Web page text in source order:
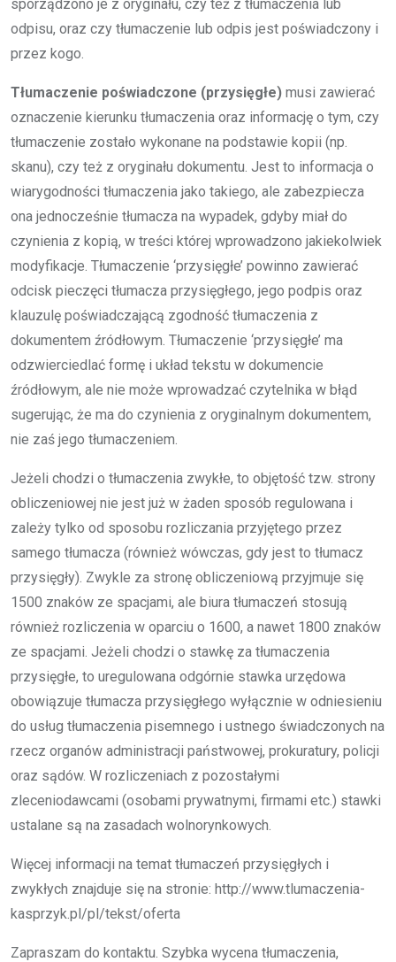
sporządzono je z oryginału, czy też z tłumaczenia lub
odpisu, oraz czy tłumaczenie lub odpis jest poświadczony i
przez kogo.
Tłumaczenie poświadczone (przysięgłe) musi zawierać
oznaczenie kierunku tłumaczenia oraz informację o tym, czy
tłumaczenie zostało wykonane na podstawie kopii (np.
skanu), czy też z oryginału dokumentu. Jest to informacja o
wiarygodności tłumaczenia jako takiego, ale zabezpiecza
ona jednocześnie tłumacza na wypadek, gdyby miał do
czynienia z kopią, w treści której wprowadzono jakiekolwiek
modyfikacje. Tłumaczenie ‘przysięgłe’ powinno zawierać
odcisk pieczęci tłumacza przysięgłego, jego podpis oraz
klauzulę poświadczającą zgodność tłumaczenia z
dokumentem źródłowym. Tłumaczenie ‘przysięgłe’ ma
odzwierciedlać formę i układ tekstu w dokumencie
źródłowym, ale nie może wprowadzać czytelnika w błąd
sugerując, że ma do czynienia z oryginalnym dokumentem,
nie zaś jego tłumaczeniem.
Jeżeli chodzi o tłumaczenia zwykłe, to objętość tzw. strony
obliczeniowej nie jest już w żaden sposób regulowana i
zależy tylko od sposobu rozliczania przyjętego przez
samego tłumacza (również wówczas, gdy jest to tłumacz
przysięgły). Zwykle za stronę obliczeniową przyjmuje się
1500 znaków ze spacjami, ale biura tłumaczeń stosują
również rozliczenia w oparciu o 1600, a nawet 1800 znaków
ze spacjami. Jeżeli chodzi o stawkę za tłumaczenia
przysięgłe, to uregulowana odgórnie stawka urzędowa
obowiązuje tłumacza przysięgłego wyłącznie w odniesieniu
do usług tłumaczenia pisemnego i ustnego świadczonych na
rzecz organów administracji państwowej, prokuratury, policji
oraz sądów. W rozliczeniach z pozostałymi
zleceniodawcami (osobami prywatnymi, firmami etc.) stawki
ustalane są na zasadach wolnorynkowych.
Więcej informacji na temat tłumaczeń przysięgłych i
zwykłych znajduje się na stronie: http://www.tlumaczenia-
kasprzyk.pl/pl/tekst/oferta
Zapraszam do kontaktu. Szybka wycena tłumaczenia,